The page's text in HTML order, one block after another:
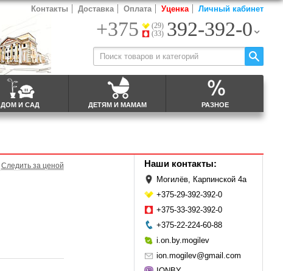
ДОМ И САД ДЕТЯМ И МАМАМ РАЗНОЕ
Контакты Доставка Оплата Уценка Личный кабинет
+375
(29)
(33) 392-392-0
Следить за ценой Наши контакты:
Могилёв, Карпинской 4а
+375-29-392-392-0
+375-33-392-392-0
+375-22-224-60-88
i.on.by.mogilev
ion.mogilev@gmail.com